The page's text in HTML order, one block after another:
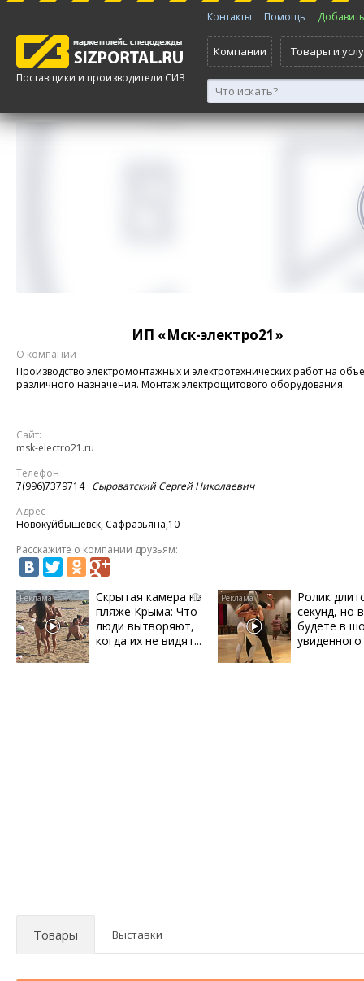
Поставщики и производители СИЗ
Контакты Помощь
Компании Товары и
ИП «Мск-электро21»
О компании
Производство электромонтажных и электротехнических работ на
различного назначения. Монтаж электрощитового оборудования.
Сайт:
msk-electro21.ru
Телефон
7(996)7379714 Сыроватский Сергей Николаевич
Адрес
Новокуйбышевск, Сафразьяна,10
Расскажите о компании друзьям:
i
Скрытая камера на
пляже Крыма: Что
люди вытворяют,
когда их не видят...
Ролик
секунд, но
будете в
увиденного
Товары Выставки